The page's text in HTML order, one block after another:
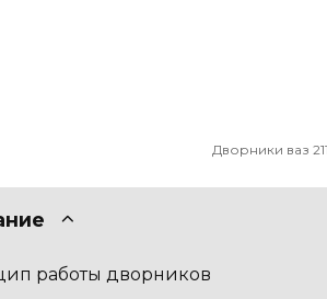
Дворники ваз
работы дворников